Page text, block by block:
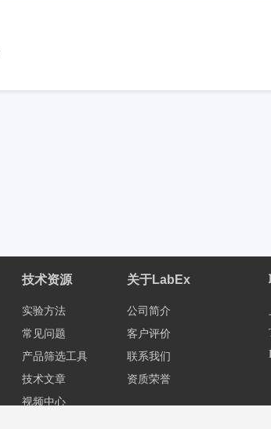
技术资源
实验方法
常见问题
产品筛选工具
技术文章
视频中心
关于LabEx
公司简介
客户评价
联系我们
资质荣誉